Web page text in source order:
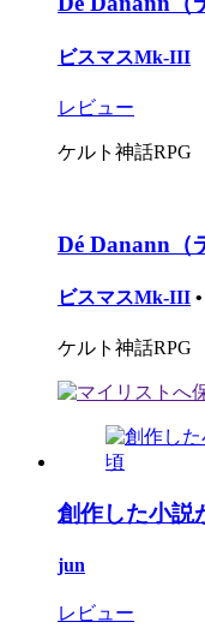
ビスマスMk-III
レビュー
ケルト神話RPG
Dé Danann（
ビスマスMk-III •
ケルト神話RPG
創作した小説
jun
レビュー